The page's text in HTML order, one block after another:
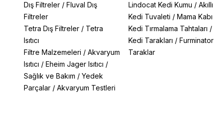
Dış Filtreler / Fluval Dış
Filtreler
Tetra Dış Filtreler / Tetra
Isıtıcı
Filtre Malzemeleri / Akvaryum
Isıtıcı / Eheim Jager Isıtıcı /
Sağlık ve Bakım / Yedek
Parçalar / Akvaryum Testleri
Lindocat Kedi Kumu / Akıllı
Kedi Tuvaleti / Mama Kabı
Kedi Tırmalama Tahtaları /
Kedi Tarakları / Furminator
Taraklar